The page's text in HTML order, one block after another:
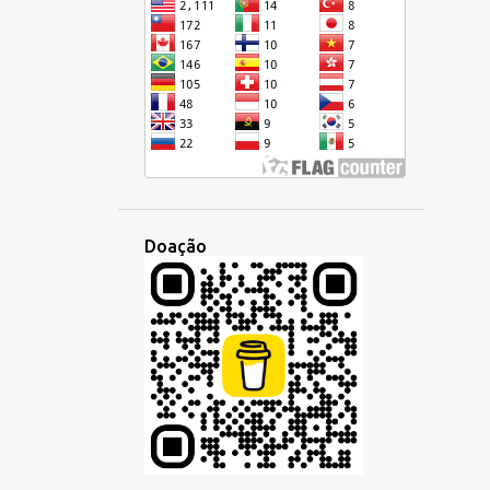
CRIOULO HAITIANO CULTURA
CURSIVA DEMOCRÁTICA
DESENVOLVIMENTO DIGITAL
DINHEIRO DISCUSSÃO
DOMINGO
EDUCAÇÃO
EMPREGO EMPRESA ENCONTRO
ENSINO EQUÍVOCO ESCOLA
ESCREVER ESCRITA ESCUTA
ESCUTAR ESLAVA ESPANHOL
ESPERANTISTAS ESPERANTO
ESTILO ESTRANGEIRO
Doação